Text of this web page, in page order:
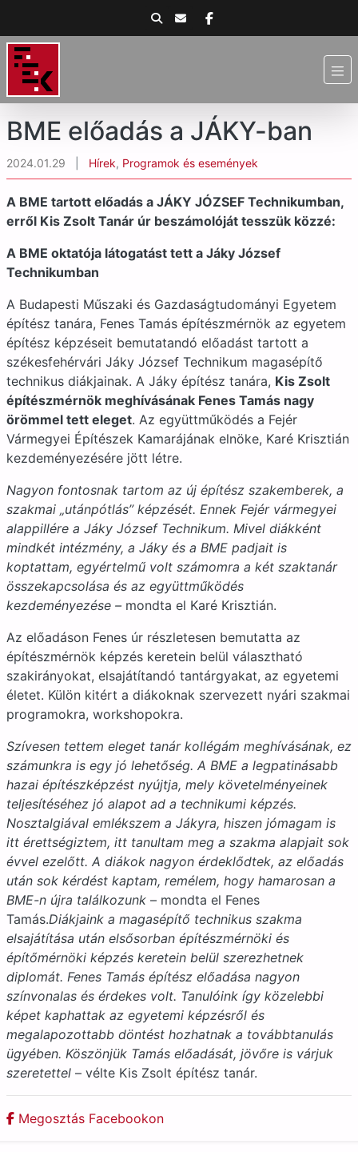
BME előadás a JÁKY-ban
2024.01.29 Hírek, Programok és események
A BME tartott előadás a JÁKY JÓZSEF Technikumban,
erről Kis Zsolt Tanár úr beszámolóját tesszük közzé:
A BME oktatója látogatást tett a Jáky József
Technikumban
A Budapesti Műszaki és Gazdaságtudományi Egyetem
építész tanára, Fenes Tamás építészmérnök az egyetem
építész képzéseit bemutatandó előadást tartott a
székesfehérvári Jáky József Technikum magasépítő
technikus diákjainak. A Jáky építész tanára, Kis Zsolt
építészmérnök meghívásának Fenes Tamás nagy
örömmel tett eleget. Az együttműködés a Fejér
Vármegyei Építészek Kamarájának elnöke, Karé Krisztián
kezdeményezésére jött létre.
Nagyon fontosnak tartom az új építész szakemberek, a
szakmai „utánpótlás” képzését. Ennek Fejér vármegyei
alappillére a Jáky József Technikum. Mivel diákként
mindkét intézmény, a Jáky és a BME padjait is
koptattam, egyértelmű volt számomra a két szaktanár
összekapcsolása és az együttműködés
kezdeményezése – mondta el Karé Krisztián.
Az előadáson Fenes úr részletesen bemutatta az
építészmérnök képzés keretein belül választható
szakirányokat, elsajátítandó tantárgyakat, az egyetemi
életet. Külön kitért a diákoknak szervezett nyári szakmai
programokra, workshopokra.
Szívesen tettem eleget tanár kollégám meghívásának, ez
számunkra is egy jó lehetőség. A BME a legpatinásabb
hazai építészképzést nyújtja, mely követelményeinek
teljesítéséhez jó alapot ad a technikumi képzés.
Nosztalgiával emlékszem a Jákyra, hiszen jómagam is
itt érettségiztem, itt tanultam meg a szakma alapjait sok
évvel ezelőtt. A diákok nagyon érdeklődtek, az előadás
után sok kérdést kaptam, remélem, hogy hamarosan a
BME-n újra találkozunk – mondta el Fenes
Tamás.Diákjaink a magasépítő technikus szakma
elsajátítása után elsősorban építészmérnöki és
építőmérnöki képzés keretein belül szerezhetnek
diplomát. Fenes Tamás építész előadása nagyon
színvonalas és érdekes volt. Tanulóink így közelebbi
képet kaphattak az egyetemi képzésről és
megalapozottabb döntést hozhatnak a továbbtanulás
ügyében. Köszönjük Tamás előadását, jövőre is várjuk
szeretettel – vélte Kis Zsolt építész tanár.
Megosztás Facebookon